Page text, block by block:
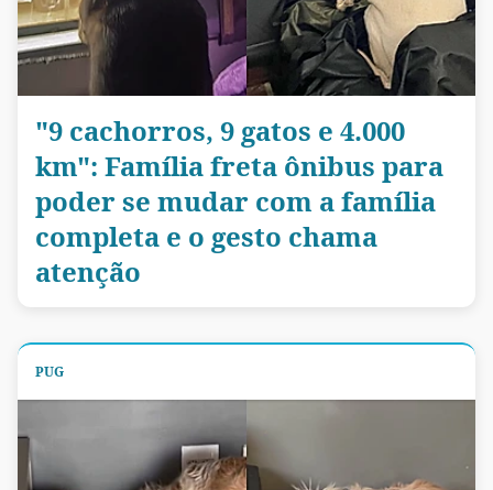
"9 cachorros, 9 gatos e 4.000
km": Família freta ônibus para
poder se mudar com a família
completa e o gesto chama
atenção
PUG